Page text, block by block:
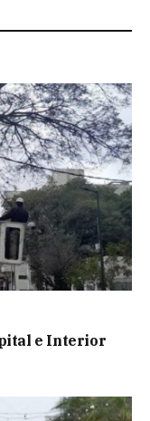
e Interior